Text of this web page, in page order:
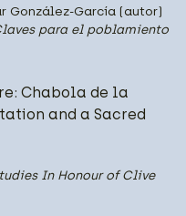
González-García (autor)
para el poblamiento
Chabola de la
and a Sacred
In Honour of Clive